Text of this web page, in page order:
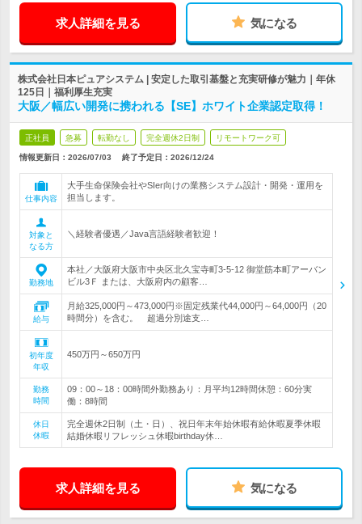
求人詳細を見る 気になる
株式会社日本ピュアシステム | 安定した取引基盤と充実研修が魅力｜年休
125日｜福利厚生充実
大阪／幅広い開発に携われる【SE】ホワイト企業認定取得！
正社員 急募 転勤なし 完全週休2日制 リモートワーク可
情報更新日：2026/07/03 終了予定日： 2026/12/24
仕事内容
大手生命保険会社やSIer向けの業務システム設計・開発・運用を
担当します。
対象と
なる方
＼経験者優遇／Java言語経験者歓迎！
勤務地
本社／大阪府大阪市中央区北久宝寺町3-5-12 御堂筋本町アーバン
ビル3Ｆ または、大阪府内の顧客…
給与
月給325,000円～473,000円※固定残業代44,000円～64,000円（20
時間分）を含む。 超過分別途支…
初年度
年収
450万円～650万円
勤務
時間
09：00～18：00時間外勤務あり：月平均12時間休憩：60分実
働：8時間
休日
休暇
完全週休2日制（土・日）、祝日年末年始休暇有給休暇夏季休暇
結婚休暇リフレッシュ休暇birthday休…
求人詳細を見る 気になる